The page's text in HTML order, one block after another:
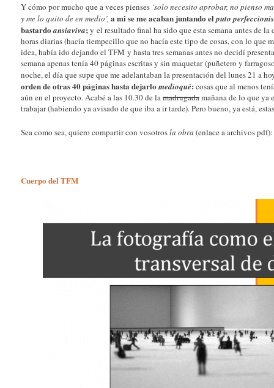
Y cómo por mucho que a veces pienses ‘solo necesito aprobar, no pienso
y me lo quito de en medio’,a mi se me acaban juntando elputo
bastardoansiaviva;y el resultado final ha sido que esta semana antes de
horas diarias (hacía tiempecillo que no hacía este tipo de cosas, con lo que
idea, había ido dejando el TFM y hasta tres semanas antes no decidí
semana apenas tenía 40 páginas escritas y sin maquetar (puñetero y
noche, el día que supe que me adelantaban la presentación del lunes 21 a
orden de otras 40 páginas hasta dejarlomedioqué: cosas que al menos
aún en el proyecto. Acabé a las 10.30 de lamadrugadamañana de lo que ya
trabajar (habiendo ya avisado de que iba a ir tarde). Pero bueno, ya está,
Sea como sea, quiero compartir con vosotrosla obra (enlace a archivos pdf):
Cuerpo del TFM